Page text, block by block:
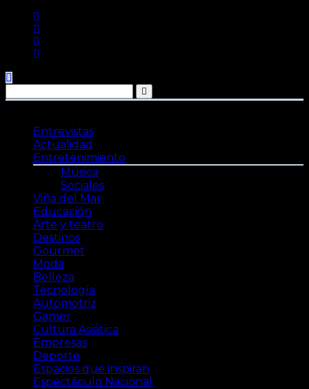
contenido
Entrevistas
Actualidad
Entretenimiento
Música
Sociales
Viña del Mar
Educación
Arte y teatro
Destinos
Gourmet
Moda
Belleza
Tecnología
Automotriz
Gamer
Cultura Asiática
Empresas
Deporte
Espacios que inspiran
Espectáculo Nacional